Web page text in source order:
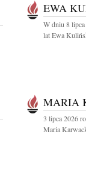
EWA
W dniu 8
lat Ewa
MARIA
3 lipca 2026
Maria